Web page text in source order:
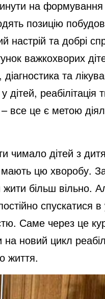
на формування
позицію
настрій та добрі
важкохворих
та
реабілітація
це є метою
чимало дітей з
цю хворобу.
більш вільно.
спускатися в
Саме через це
новий цикл
життя.